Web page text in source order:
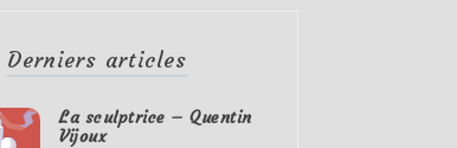
Derniers articles
La sculptrice – Quentin
Vijoux